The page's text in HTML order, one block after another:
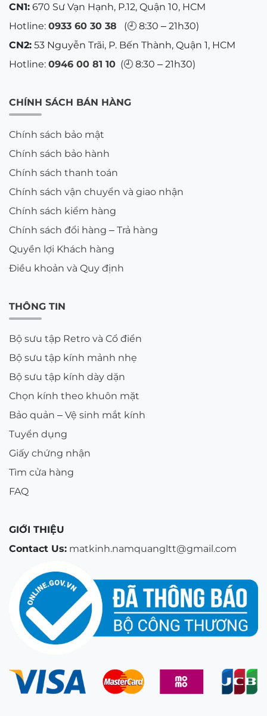
CN1: 670 Sư Vạn Hạnh, P.12, Quận 10, HCM
Hotline: 0933 60 30 38 (🕘 8:30 – 21h30)
CN2: 53 Nguyễn Trãi, P. Bến Thành, Quận 1, HCM
Hotline: 0946 00 81 10 (🕘 8:30 – 21h30)
CHÍNH SÁCH BÁN HÀNG
Chính sách bảo mật
Chính sách bảo hành
Chính sách thanh toán
Chính sách vận chuyển và giao nhận
Chính sách kiểm hàng
Chính sách đổi hàng – Trả hàng
Quyền lợi Khách hàng
Điều khoản và Quy định
THÔNG TIN
Bộ sưu tập Retro và Cổ điển
Bộ sưu tập kính mảnh nhẹ
Bộ sưu tập kính dày dặn
Chọn kính theo khuôn mặt
Bảo quản – Vệ sinh mắt kính
Tuyển dụng
Giấy chứng nhận
Tìm cửa hàng
FAQ
GIỚI THIỆU
Contact Us: matkinh.namquangltt@gmail.com